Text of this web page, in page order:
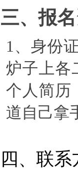
三、报
1、身份
炉子上各
个人简历
道自己拿
四、联系